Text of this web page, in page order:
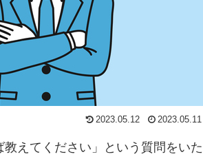
2023.05.12 2023.05.11
えてください」という質問をいた